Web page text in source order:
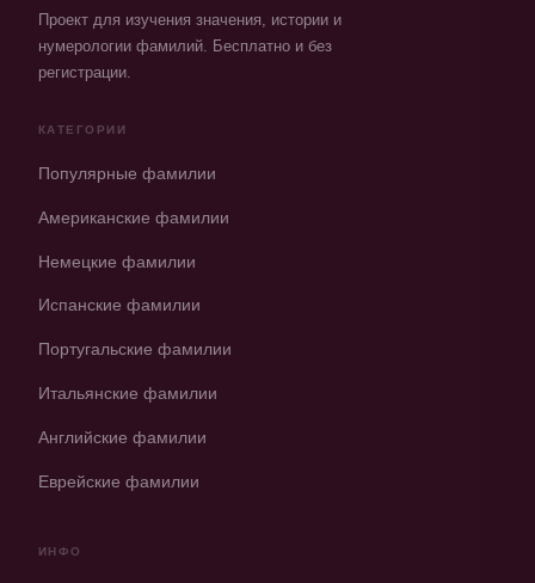
Проект для изучения значения, истории и
нумерологии фамилий. Бесплатно и без
регистрации.
КАТЕГОРИИ
Популярные фамилии
Американские фамилии
Немецкие фамилии
Испанские фамилии
Португальские фамилии
Итальянские фамилии
Английские фамилии
Еврейские фамилии
ИНФО